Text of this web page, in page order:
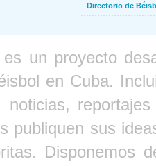
Directorio de
es un proyecto
en Cuba.
noticias,
publiquen sus
Disponemos